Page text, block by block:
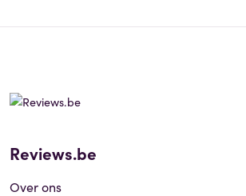
Reviews.be
Over ons